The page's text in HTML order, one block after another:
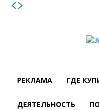
РЕКЛАМА ГДЕ
ДЕЯТЕЛЬНОСТЬ